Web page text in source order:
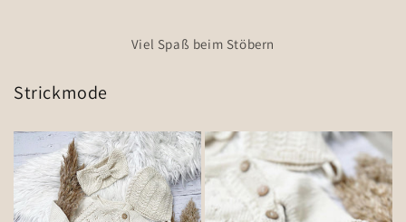
Viel Spaß beim Stöbern
Strickmode